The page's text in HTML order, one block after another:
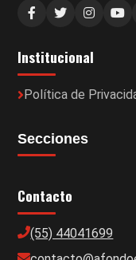
Institucional
Política de
Secciones
Contacto
(55) 44041699